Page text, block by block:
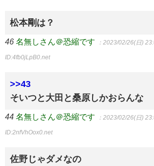
松本剛は？
46 名無しさん＠恐縮です ：2023/02/26(日)
ID:4fb0jLpB0.net
>>43
そいつと大田と桑原しかおらんな
44 名無しさん＠恐縮です ：2023/02/26(日)
ID:2nfVhOox0.net
佐野じゃダメなの